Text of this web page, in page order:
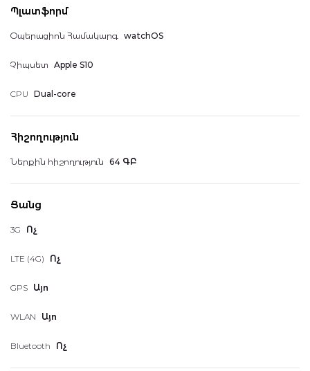
Պլատֆորմ
Օպերացիոն Համակարգ watchOS
Չիպսետ Apple S10
CPU Dual-core
Հիշողություն
Ներքին հիշողություն 64 ԳԲ
Ցանց
3G Ոչ
LTE (4G) Ոչ
GPS Այո
WLAN Այո
Bluetooth Ոչ
Դուրս գալ